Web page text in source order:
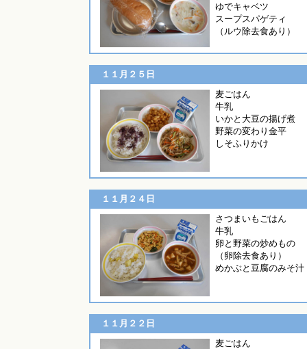
ゆでキャベツ
スープスパゲティ
（ルウ除去食あり）
１１月２５日
麦ごは
牛乳
いかと大豆の揚げ煮
野菜の変わり金平
しそふりかけ
１１月２４日
さつまいもご
牛乳
卵と野菜の炒めもの
（卵除去食あり）
めかぶと豆腐のみそ汁
１１月２２日
麦ごは